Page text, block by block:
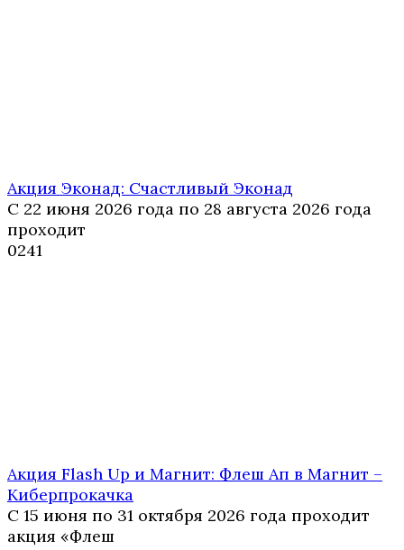
Акция Эконад: Счастливый Эконад
С 22 июня 2026 года по 28 августа 2026 года
проходит
0241
Акция Flash Up и Магнит: Флеш Ап в Магнит –
Киберпрокачка
С 15 июня по 31 октября 2026 года проходит
акция «Флеш